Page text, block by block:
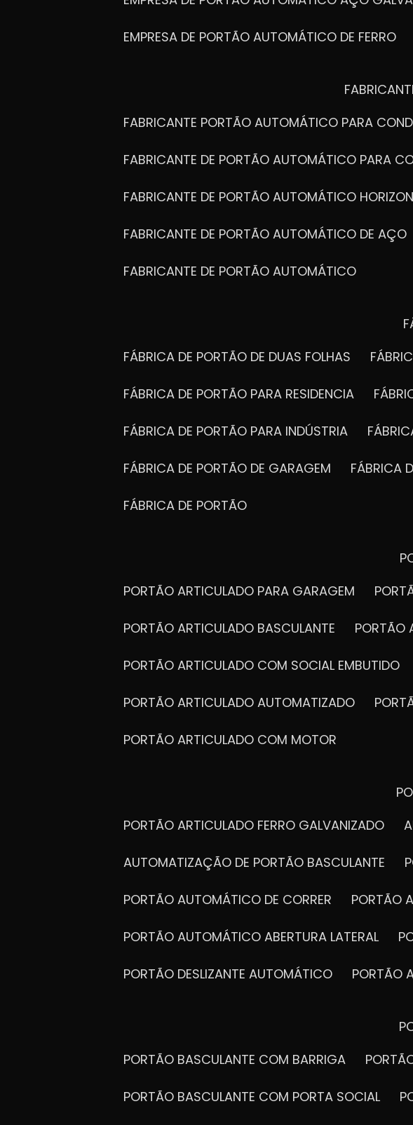
EMPRESA DE PORTÃO AUTOMÁTICO DE FERRO
FABRICANTE PORTÃO AUTOMÁTICO PARA
FABRICANTE DE PORTÃO AUTOMÁTICO PARA
FABRICANTE DE PORTÃO AUTOMÁTICO
FABRICANTE DE PORTÃO AUTOMÁTICO DE AÇO
FABRICANTE DE PORTÃO AUTOMÁTICO
FÁBRICA DE PORTÃO DE DUAS FOLHAS
FÁBRICA DE PORTÃO PARA RESIDENCIA
FÁBRICA DE PORTÃO PARA INDÚSTRIA
FÁBRICA DE PORTÃO DE GARAGEM FÁBRICA
FÁBRICA DE PORTÃO
PORTÃO ARTICULADO PARA GARAGEM
PORTÃO ARTICULADO BASCULANTE
PORTÃO ARTICULADO COM SOCIAL EMBUTIDO
PORTÃO ARTICULADO AUTOMATIZADO
PORTÃO ARTICULADO COM MOTOR
PORTÃO ARTICULADO FERRO GALVANIZADO
AUTOMATIZAÇÃO DE PORTÃO BASCULANTE
PORTÃO AUTOMÁTICO DE CORRER PORTÃO
PORTÃO AUTOMÁTICO ABERTURA LATERAL
PORTÃO DESLIZANTE AUTOMÁTICO PORTÃO
PORTÃO BASCULANTE COM BARRIGA
PORTÃO BASCULANTE COM PORTA SOCIAL